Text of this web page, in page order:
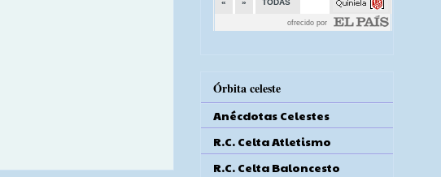
Órbita celeste
Anécdotas Celestes
R.C. Celta Atletismo
R.C. Celta Baloncesto